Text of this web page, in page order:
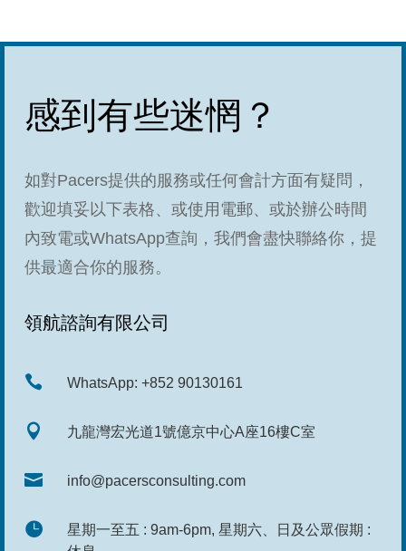
感到有些迷惘？
如對Pacers提供的服務或任何會計方面有疑問，
歡迎填妥以下表格、或使用電郵、或於辦公時間
內致電或WhatsApp查詢，我們會盡快聯絡你，提
供最適合你的服務。
領航諮詢有限公司
 WhatsApp: +852 90130161
 九龍灣宏光道1號億京中心A座16樓C室
 info@pacersconsulting.com

星期一至五 : 9am-6pm, 星期六、日及公眾假期 :